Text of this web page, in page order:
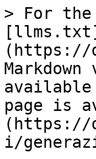
> For the
[llms.txt]
(https://
available
page is
(https://
i/